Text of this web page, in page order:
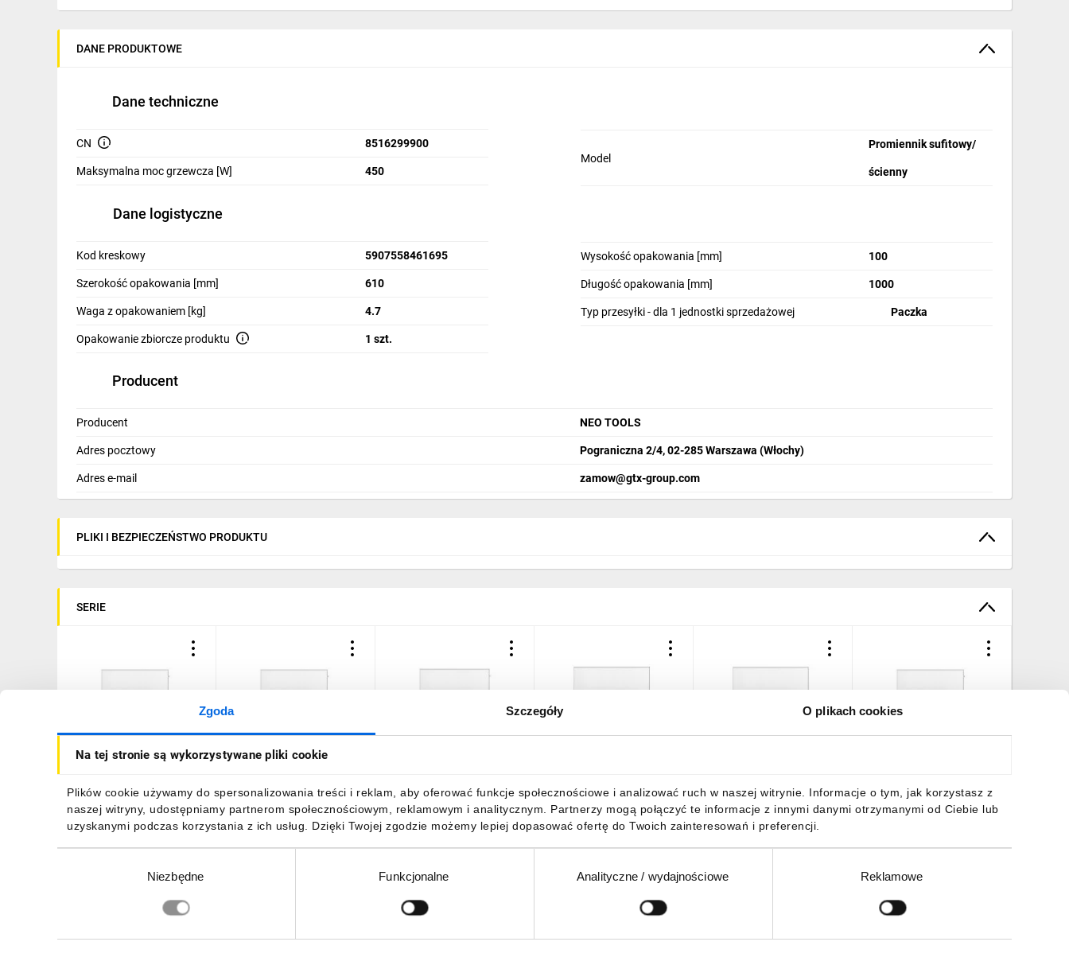
Zgoda Szczegóły O plikach cookies
Na tej stronie są wykorzystywane pliki cookie
Plików cookie używamy do spersonalizowania treści i reklam, aby oferować funkcje społecznościowe i analizować ruch w naszej witrynie. Informacje o tym, jak korzystasz z
naszej witryny, udostępniamy partnerom społecznościowym, reklamowym i analitycznym. Partnerzy mogą połączyć te informacje z innymi danymi otrzymanymi od Ciebie lub
uzyskanymi podczas korzystania z ich usług. Dzięki Twojej zgodzie możemy lepiej dopasować ofertę do Twoich zainteresowań i preferencji.
Niezbędne Funkcjonalne Analityczne / wydajnościowe Reklamowe
Elektromobilność
· Regulacja temperatury.
DANE PRODUKTOWE
Dane techniczne
CN 8516299900
Maksymalna moc grzewcza [W] 450
Model
Promiennik sufitowy/
ścienny
Dane logistyczne
Kod kreskowy 5907558461695
Szerokość opakowania [mm] 610
Waga z opakowaniem [kg] 4.7
Opakowanie zbiorcze produktu 1 szt.
Wysokość opakowania [mm] 100
Długość opakowania [mm] 1000
Typ przesyłki - dla 1 jednostki sprzedażowej Paczka
Producent
Producent NEO TOOLS
Adres pocztowy Pograniczna 2/4, 02-285 Warszawa (Włochy)
Adres e-mail zamow@gtx-group.com
PLIKI I BEZPIECZEŃSTWO PRODUKTU
SERIE
Panel grzewczy na
podczerwień 450W 90-102
472,44 zł brutto
Panel grzewczy na
podczerwień 720W 90-104
657,31 złbrutto 667,58 złbrutto 729,21 złbrutto
DO KOSZYKA
544,34 złbrutto 595,69 zł brutto